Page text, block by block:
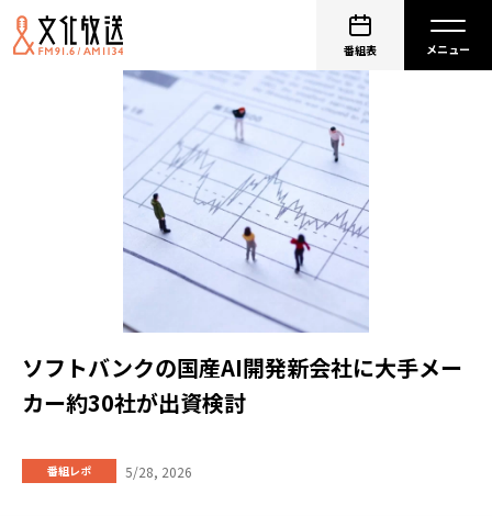
番組表
ソフトバンクの国産AI開発新会社に大手メー
カー約30社が出資検討
番組レポ 5/28, 2026